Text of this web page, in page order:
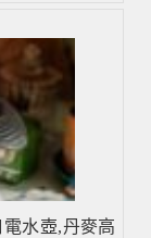
水壺,丹麥高